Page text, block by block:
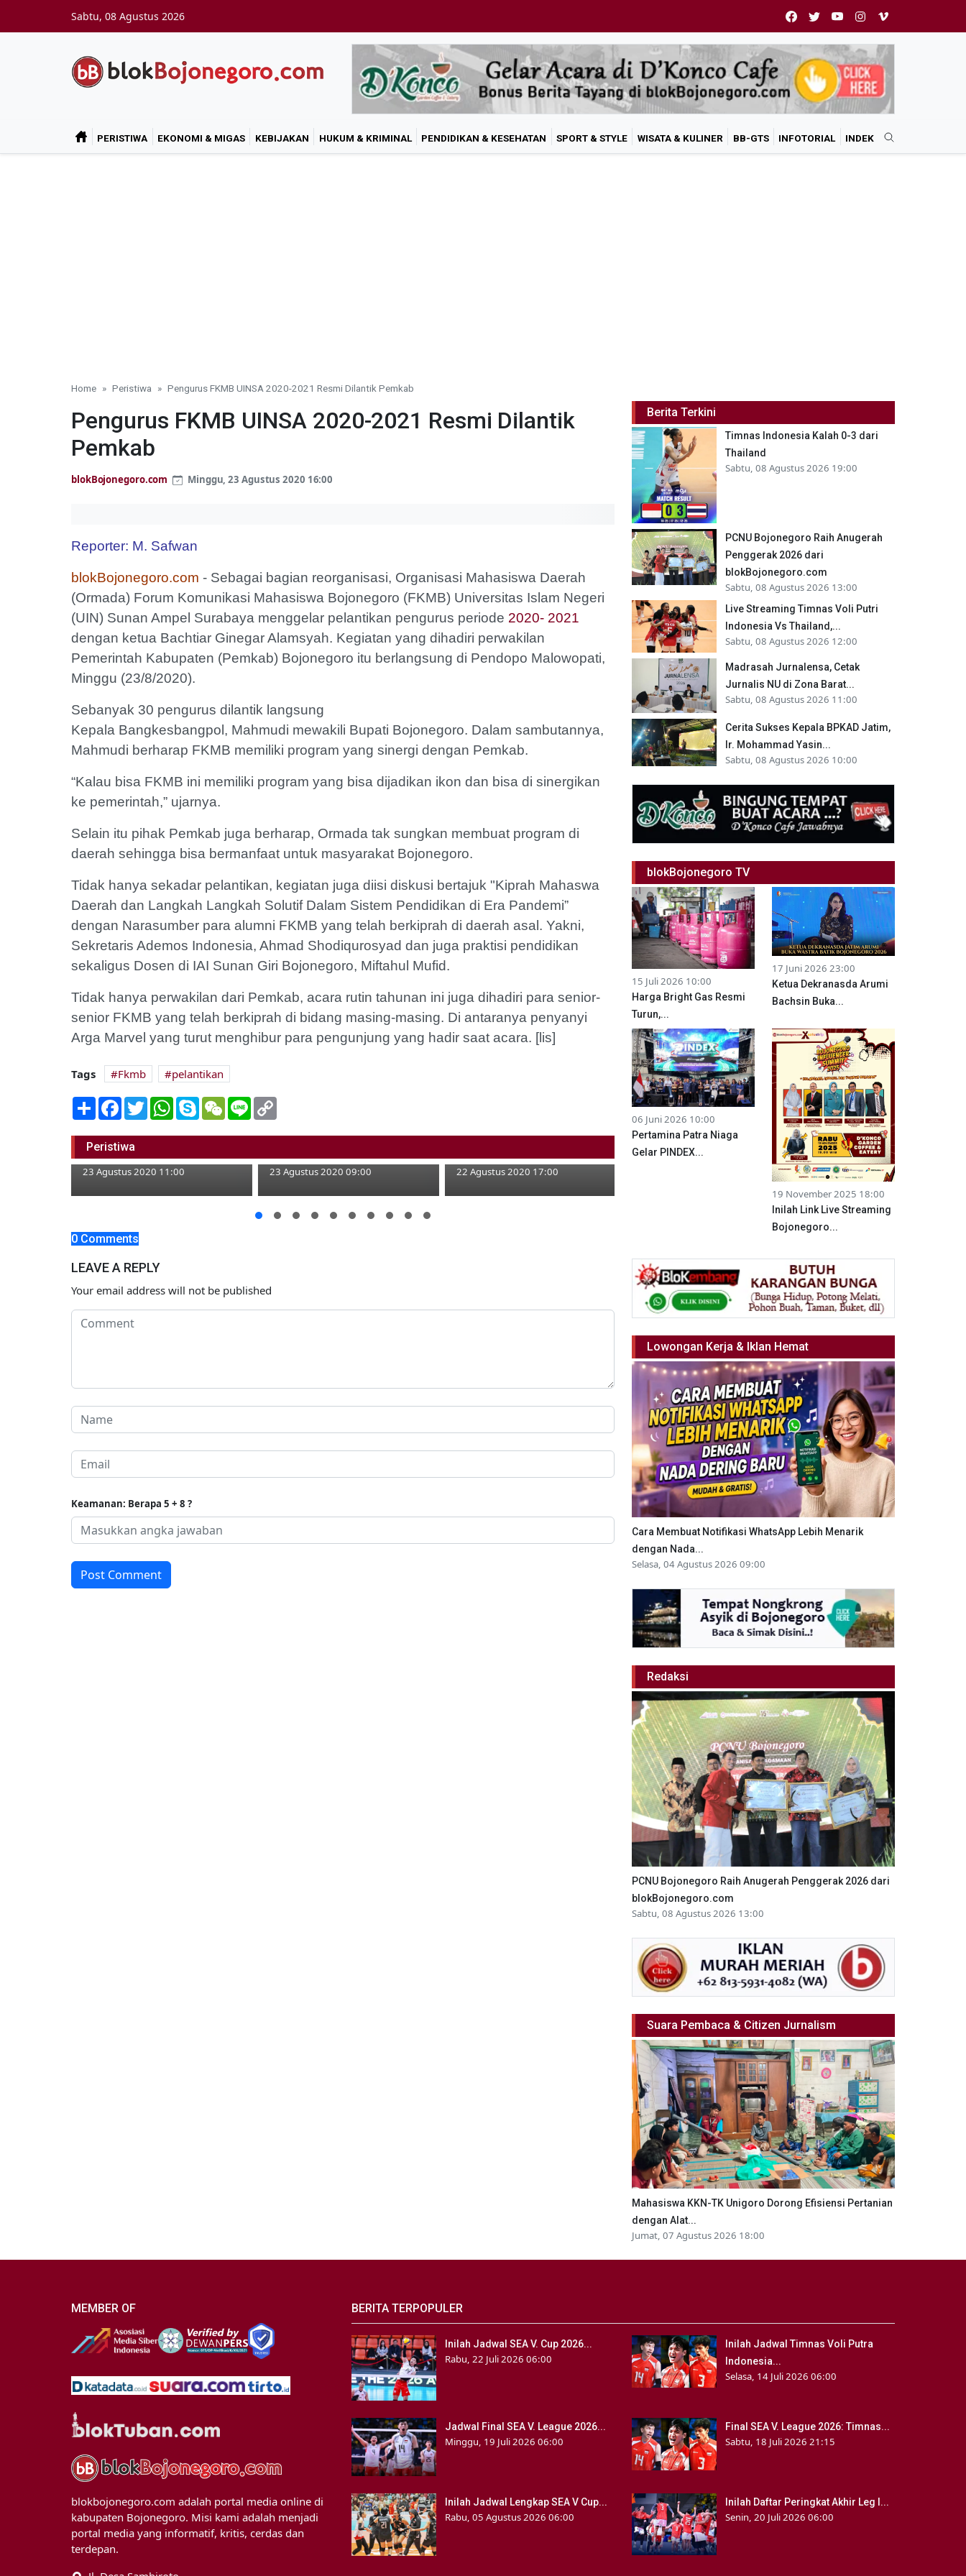
Sabtu, 08 Agustus 2026
PERISTIWA EKONOMI & MIGAS KEBIJAKAN HUKUM & KRIMINAL PENDIDIKAN & KESEHATAN SPORT & STYLE WISATA & KULINER BB-GTS INFOTORIAL INDEK
Home Peristiwa Pengurus FKMB UINSA 2020-2021 Resmi Dilantik Pemkab
Pengurus FKMB UINSA 2020-2021 Resmi Dilantik
Pemkab
blokBojonegoro.com Minggu, 23 Agustus 2020 16:00
Reporter: M. Safwan
blokBojonegoro.com - Sebagai bagian reorganisasi, Organisasi Mahasiswa Daerah
(Ormada) Forum Komunikasi Mahasiswa Bojonegoro (FKMB) Universitas Islam Negeri
(UIN) Sunan Ampel Surabaya menggelar pelantikan pengurus periode 2020- 2021
dengan ketua Bachtiar Ginegar Alamsyah. Kegiatan yang dihadiri perwakilan
Pemerintah Kabupaten (Pemkab) Bojonegoro itu berlangsung di Pendopo Malowopati,
Minggu (23/8/2020).
Sebanyak 30 pengurus dilantik langsung
Kepala Bangkesbangpol, Mahmudi mewakili Bupati Bojonegoro. Dalam sambutannya,
Mahmudi berharap FKMB memiliki program yang sinergi dengan Pemkab.
“Kalau bisa FKMB ini memiliki program yang bisa dijadikan ikon dan bisa di sinergikan
ke pemerintah,” ujarnya.
Selain itu pihak Pemkab juga berharap, Ormada tak sungkan membuat program di
daerah sehingga bisa bermanfaat untuk masyarakat Bojonegoro.
Tidak hanya sekadar pelantikan, kegiatan juga diisi diskusi bertajuk "Kiprah Mahaswa
Daerah dan Langkah Langkah Solutif Dalam Sistem Pendidikan di Era Pandemi”
dengan Narasumber para alumni FKMB yang telah berkiprah di daerah asal. Yakni,
Sekretaris Ademos Indonesia, Ahmad Shodiqurosyad dan juga praktisi pendidikan
sekaligus Dosen di IAI Sunan Giri Bojonegoro, Miftahul Mufid.
Tidak hanya perwakilan dari Pemkab, acara rutin tahunan ini juga dihadiri para senior-
senior FKMB yang telah berkiprah di bidang masing-masing. Di antaranya penyanyi
Arga Marvel yang turut menghibur para pengunjung yang hadir saat acara. [lis]
Tags Fkmb
pelantikan
Share Facebook
TwitterWhatsApp
SkypeWeChatLine
Peristiwa
Bus Donor Darah Mulai Ramai
Saat CFD
23 Agustus 2020 11:00
Lazisnu Bojonegoro Santuni
Yatim Dhuafa Pinggiran
23 Agustus 2020 09:00
Bupati Kunjungi Waduk Pacal,
22 Agustus 2020 17:00
0 Comments
LEAVE A REPLY
Your email address will not be published
Keamanan: Berapa 5 + 8 ?
Post Comment
Berita Terkini
Timnas Indonesia Kalah 0-3 dari
Thailand
Sabtu, 08 Agustus 2026 19:00
PCNU Bojonegoro Raih Anugerah
Penggerak 2026 dari
blokBojonegoro.com
Sabtu, 08 Agustus 2026 13:00
Live Streaming Timnas Voli Putri
Indonesia Vs Thailand,...
Sabtu, 08 Agustus 2026 12:00
Madrasah Jurnalensa, Cetak
Jurnalis NU di Zona Barat...
Sabtu, 08 Agustus 2026 11:00
Cerita Sukses Kepala BPKAD Jatim,
Ir. Mohammad Yasin...
Sabtu, 08 Agustus 2026 10:00
blokBojonegoro TV
15 Juli 2026 10:00
Harga Bright Gas Resmi
Turun,...
17 Juni 2026 23:00
Ketua Dekranasda Arumi
Bachsin Buka...
06 Juni 2026 10:00
Pertamina Patra Niaga
Gelar PINDEX...
19 November 2025 18:00
Inilah Link Live Streaming
Bojonegoro...
Lowongan Kerja & Iklan Hemat
Cara Membuat Notifikasi WhatsApp Lebih Menarik
dengan Nada...
Selasa, 04 Agustus 2026 09:00
Redaksi
PCNU Bojonegoro Raih Anugerah Penggerak 2026 dari
blokBojonegoro.com
Sabtu, 08 Agustus 2026 13:00
Suara Pembaca & Citizen Jurnalism
Mahasiswa KKN-TK Unigoro Dorong Efisiensi Pertanian
dengan Alat...
Jumat, 07 Agustus 2026 18:00
MEMBER OF
blokbojonegoro.com adalah portal media online di
kabupaten Bojonegoro. Misi kami adalah menjadi
portal media yang informatif, kritis, cerdas dan
terdepan.
BERITA TERPOPULER
Inilah Jadwal SEA V. Cup 2026...
Rabu, 22 Juli 2026 06:00
Inilah Jadwal Timnas Voli Putra
Indonesia...
Selasa, 14 Juli 2026 06:00
Jadwal Final SEA V. League 2026...
Minggu, 19 Juli 2026 06:00
Final SEA V. League 2026: Timnas...
Sabtu, 18 Juli 2026 21:15
Inilah Jadwal Lengkap SEA V Cup...
Rabu, 05 Agustus 2026 06:00
Inilah Daftar Peringkat Akhir Leg I...
Senin, 20 Juli 2026 06:00